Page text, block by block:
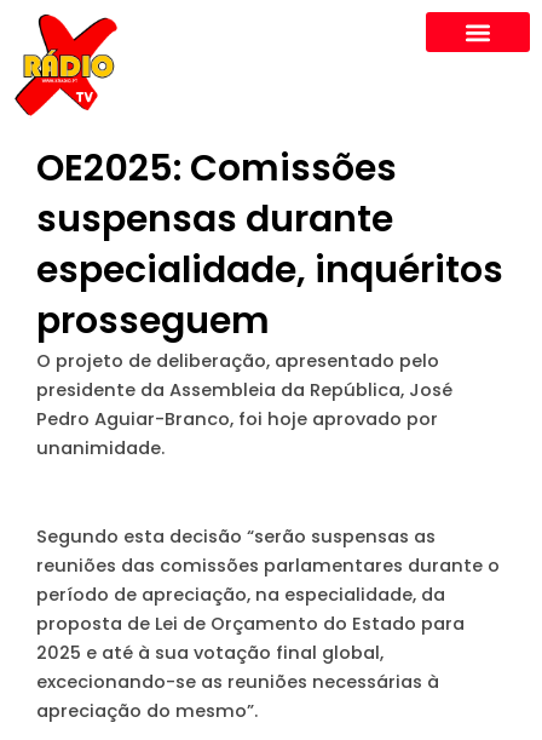
content
OE2025: Comissões
suspensas durante
especialidade, inquéritos
prosseguem
O projeto de deliberação, apresentado pelo
presidente da Assembleia da República, José
Pedro Aguiar-Branco, foi hoje aprovado por
unanimidade.
Segundo esta decisão “serão suspensas as
reuniões das comissões parlamentares durante o
período de apreciação, na especialidade, da
proposta de Lei de Orçamento do Estado para
2025 e até à sua votação final global,
excecionando-se as reuniões necessárias à
apreciação do mesmo”.